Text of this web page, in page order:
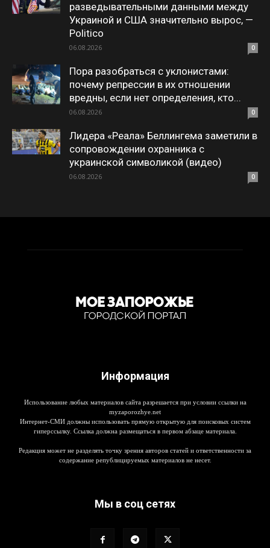
разведывательными данными между
Украиной и США значительно вырос, —
Politico
06.08.2026 0
Пора разобраться с уклонистами:
почему репрессии в их отношении
вредны, если нет определения, кто...
06.08.2026 0
Лидера «Реала» Беллингема заметили в
сопровождении охранника с
украинской символикой (видео)
06.08.2026 0
Информация
Использование любых материалов сайта разрешается при условии ссылки на
myzaporozhye.net
Интернет-СМИ должны использовать прямую открытую для поисковых систем
гиперссылку. Ссылка должна размещаться в первом абзаце материала.
Редакция может не разделять точку зрения авторов статей и ответственности за
содержание републицируемых материалов не несет.
Мы в соц сетях